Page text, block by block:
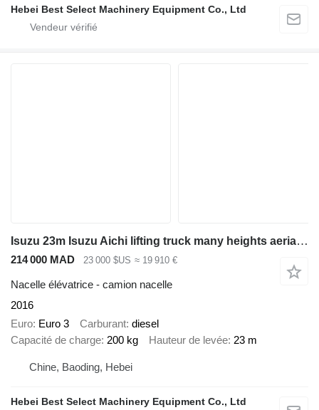
Hebei Best Select Machinery Equipment Co., Ltd
Isuzu 23m Isuzu Aichi lifting truck many heights aerial platform truck
214 000 MAD 23 000 $US ≈ 19 910 €
Nacelle élévatrice - camion nacelle
2016
Euro Euro 3 Carburant diesel
Capacité de charge 200 kg Hauteur de levée 23 m
Chine, Baoding, Hebei
Hebei Best Select Machinery Equipment Co., Ltd